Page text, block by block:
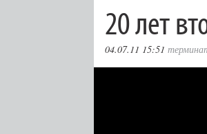
20 лет
04.07.11 15:51